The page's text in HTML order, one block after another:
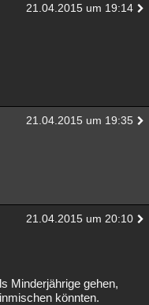
21.04.2015 um 19:14
21.04.2015 um 19:35
21.04.2015 um 20:10
Minderjährige gehen,
könnten.